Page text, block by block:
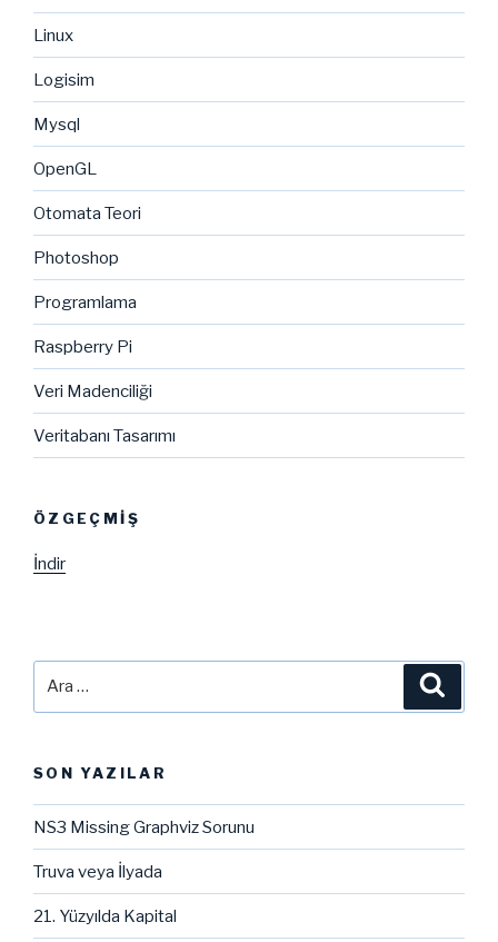
Linux
Logisim
Mysql
OpenGL
Otomata Teori
Photoshop
Programlama
Raspberry Pi
Veri Madenciliği
Veritabanı Tasarımı
ÖZGEÇMIŞ
İndir
SON YAZILAR
NS3 Missing Graphviz Sorunu
Truva veya İlyada
21. Yüzyılda Kapital